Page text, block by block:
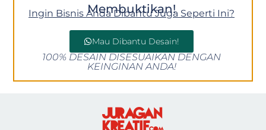
Membuktikan!
Ingin Bisnis Anda Dibantu Juga Seperti Ini?
Mau Dibantu Desain!
100% DESAIN DISESUAIKAN DENGAN
KEINGINAN ANDA!